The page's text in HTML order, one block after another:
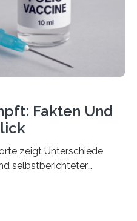
Untergruppe des
Wilhelm Sander-
Fakten Und
zeigt Unterschiede
selbstberichteter
Krankheit, die